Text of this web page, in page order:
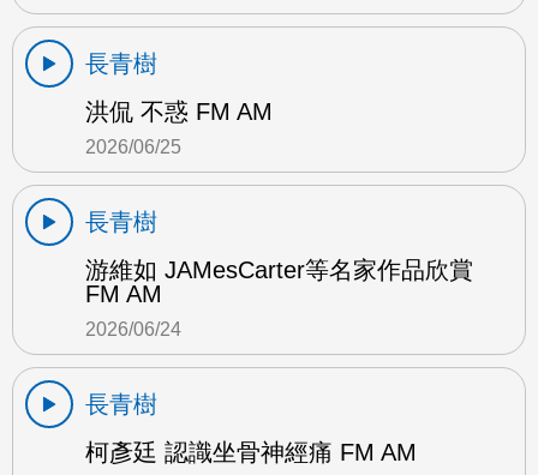
長青樹
洪侃 不惑 FM AM
2026/06/25
長青樹
游維如 JAMesCarter等名家作品欣賞
FM AM
2026/06/24
長青樹
柯彥廷 認識坐骨神經痛 FM AM